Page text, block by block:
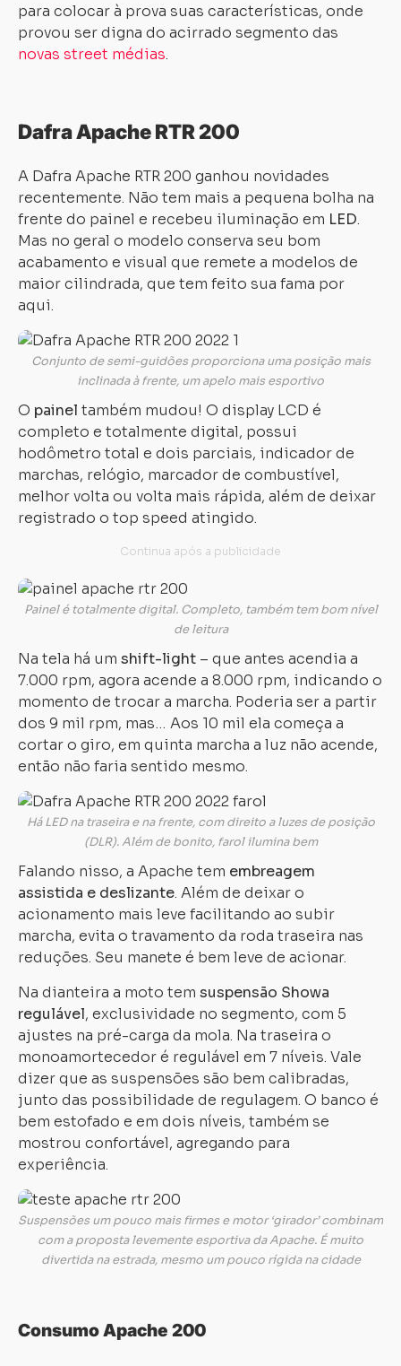
para colocar à prova suas características, onde
provou ser digna do acirrado segmento das
novas street médias.
Dafra Apache RTR 200
A Dafra Apache RTR 200 ganhou novidades
recentemente. Não tem mais a pequena bolha na
frente do painel e recebeu iluminação em LED.
Mas no geral o modelo conserva seu bom
acabamento e visual que remete a modelos de
maior cilindrada, que tem feito sua fama por
aqui.
Conjunto de semi-guidões proporciona uma posição mais
inclinada à frente, um apelo mais esportivo
O painel também mudou! O display LCD é
completo e totalmente digital, possui
hodômetro total e dois parciais, indicador de
marchas, relógio, marcador de combustível,
melhor volta ou volta mais rápida, além de deixar
registrado o top speed atingido.
Painel é totalmente digital. Completo, também tem bom nível
de leitura
Na tela há um shift-light – que antes acendia a
7.000 rpm, agora acende a 8.000 rpm, indicando o
momento de trocar a marcha. Poderia ser a partir
dos 9 mil rpm, mas… Aos 10 mil ela começa a
cortar o giro, em quinta marcha a luz não acende,
então não faria sentido mesmo.
Há LED na traseira e na frente, com direito a luzes de posição
(DLR). Além de bonito, farol ilumina bem
Falando nisso, a Apache tem embreagem
assistida e deslizante. Além de deixar o
acionamento mais leve facilitando ao subir
marcha, evita o travamento da roda traseira nas
reduções. Seu manete é bem leve de acionar.
Na dianteira a moto tem suspensão Showa
regulável, exclusividade no segmento, com 5
ajustes na pré-carga da mola. Na traseira o
monoamortecedor é regulável em 7 níveis. Vale
dizer que as suspensões são bem calibradas,
junto das possibilidade de regulagem. O banco é
bem estofado e em dois níveis, também se
mostrou confortável, agregando para
experiência.
Suspensões um pouco mais firmes e motor ‘girador’ combinam
com a proposta levemente esportiva da Apache. É muito
divertida na estrada, mesmo um pouco rígida na cidade
Consumo Apache 200